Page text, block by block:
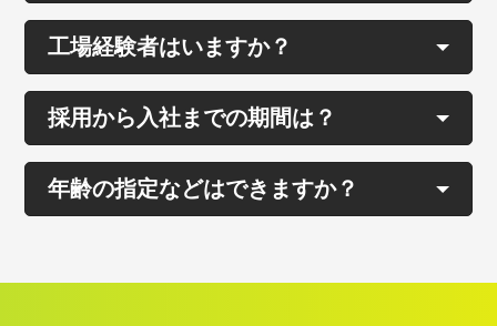
工場経験者はいますか？
採用から入社までの期間は？
年齢の指定などはできますか？